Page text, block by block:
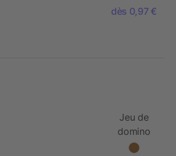
dès 0,97 €
Jeu de
domino
dans une